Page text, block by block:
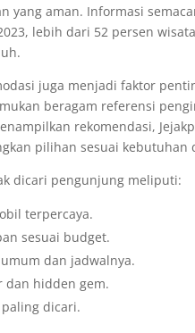
yang aman. Informasi
lebih dari 52 persen
juga menjadi faktor
beragam referensi
rekomendasi,
pilihan sesuai kebutuhan
dicari pengunjung meliputi:
terpercaya.
sesuai budget.
dan jadwalnya.
dan hidden gem.
dicari.